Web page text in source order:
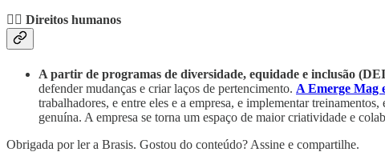
✊🏾 Direitos humanos
A partir de programas de diversidade, equidade e inclusão
defender mudanças e criar laços de pertencimento. A Emerge Mag
trabalhadores, e entre eles e a empresa, e implementar
genuína. A empresa se torna um espaço de maior criatividade e
Obrigada por ler a Brasis. Gostou do conteúdo? Assine e compartilhe.